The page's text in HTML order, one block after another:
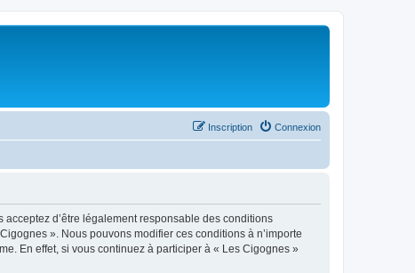
Connexion
Inscription
d’être légalement responsable des conditions
». Nous pouvons modifier ces conditions à n’importe
En effet, si vous continuez à participer à « Les Cigognes »